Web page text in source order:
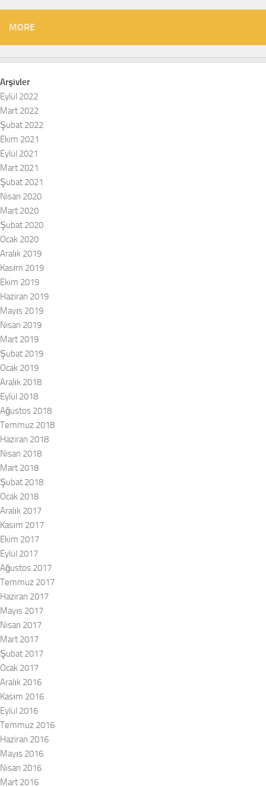
MORE
Arşivler
Eylül 2022
Mart 2022
Şubat 2022
Ekim 2021
Eylül 2021
Mart 2021
Şubat 2021
Nisan 2020
Mart 2020
Şubat 2020
Ocak 2020
Aralık 2019
Kasım 2019
Ekim 2019
Haziran 2019
Mayıs 2019
Nisan 2019
Mart 2019
Şubat 2019
Ocak 2019
Aralık 2018
Eylül 2018
Ağustos 2018
Temmuz 2018
Haziran 2018
Nisan 2018
Mart 2018
Şubat 2018
Ocak 2018
Aralık 2017
Kasım 2017
Ekim 2017
Eylül 2017
Ağustos 2017
Temmuz 2017
Haziran 2017
Mayıs 2017
Nisan 2017
Mart 2017
Şubat 2017
Ocak 2017
Aralık 2016
Kasım 2016
Eylül 2016
Temmuz 2016
Haziran 2016
Mayıs 2016
Nisan 2016
Mart 2016